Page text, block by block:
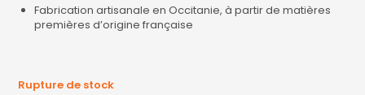
Fabrication artisanale en Occitanie, à partir de matières
premières d’origine française
Rupture de stock